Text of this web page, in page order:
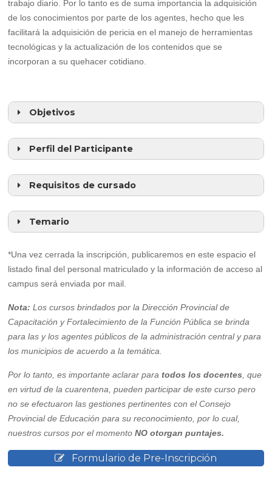
trabajo diario. Por lo tanto es de suma importancia la adquisición
de los conocimientos por parte de los agentes, hecho que les
facilitará la adquisición de pericia en el manejo de herramientas
tecnológicas y la actualización de los contenidos que se
incorporan a su quehacer cotidiano.
Objetivos
Perfil del Participante
Requisitos de cursado
Que las tareas de trabajo que desarrolle tenga relación
con la herramienta a aprender.
Tener conocimiento básicos de Word y Excel (requisito
Temario
UNIDAD 1: INTRODUCCIÓN AL TRABAJO
Trabajo colaborativo y trabajo en equipo.
Características. Trabajo colaborativo en entornos
UNIDAD 2: WEB 2.0
Web Colaborativa y evolución.
UNIDAD 3: HERRAMIENTAS COLABORATIVAS EN
LINEA
UNIDAD 4: GOOGLE DRIVE
Introducción a Google Drive. Herramientas de Drive.
UNIDAD 5: GOOGLE DOCS
Conceptos básicos de edición de documentos en
linea.
UNIDAD 6: GOOGLE SHEETS
UNIDAD 7: GOOGLE SLIDES
*Una vez cerrada la inscripción, publicaremos en este espacio el
listado final del personal matriculado y la información de acceso al
campus será enviada por mail.
Nota:Los cursos brindados por la Dirección Provincial de
Capacitación y Fortalecimiento de la Función Pública se brinda
para las y los agentes públicos de la administración central y para
los municipios de acuerdo a la temática.
Por lo tanto, es importante aclarar paratodos los docentes , que
en virtud de la cuarentena, pueden participar de este curso pero
no se efectuaron las gestiones pertinentes con el Consejo
Provincial de Educación para su reconocimiento, por lo cual,
nuestros cursos por el momentoNO otorgan puntajes.
Formulario de Pre-Inscripción